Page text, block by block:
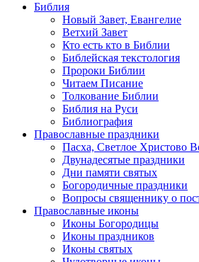
Библия
Новый Завет, Евангелие
Ветхий Завет
Кто есть кто в Библии
Библейская текстология
Пророки Библии
Читаем Писание
Толкование Библии
Библия на Руси
Библиография
Православные праздники
Пасха, Светлое Христово
Двунадесятые праздники
Дни памяти святых
Богородичные праздники
Вопросы священнику о
Православные иконы
Иконы Богородицы
Иконы праздников
Иконы святых